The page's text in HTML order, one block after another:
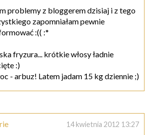
problemy z bloggerem dzisiaj i z tego
zapomniałam pewnie
:(( :*
fryzura... krótkie włosy ładnie
:)
- arbuz! Latem jadam 15 kg dziennie ;)
14 kwietnia 2012 13:27